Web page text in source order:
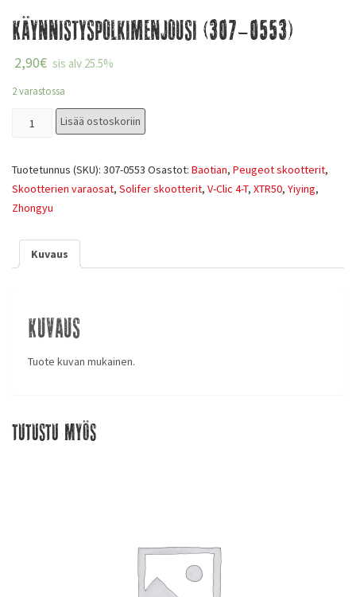
Käynnistyspolkimenjousi (307-0553)
2,90€ sis alv 25.5%
2 varastossa
Lisää ostoskoriin
Tuotetunnus (SKU): 307-0553 Osastot: Baotian, Peugeot skootterit,
Skootterien varaosat, Solifer skootterit, V-Clic 4-T, XTR50, Yiying,
Zhongyu
Kuvaus
Kuvaus
Tuote kuvan mukainen.
Tutustu myös